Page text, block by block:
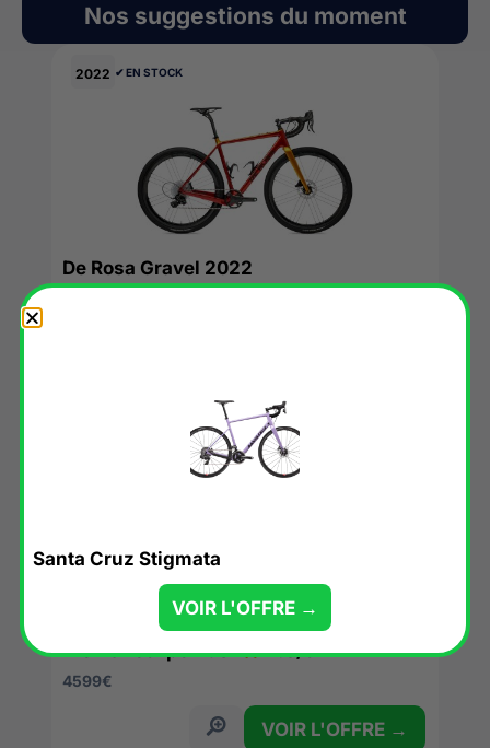
Nos suggestions du moment
2022 ✔︎ EN STOCK
De Rosa Gravel 2022
Trek Checkpoint SL 4.8/5
4599€
VOIR L'OFFRE →
Santa Cruz Stigmata
VOIR L'OFFRE →